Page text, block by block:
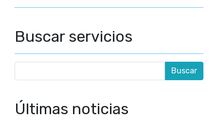
Buscar servicios
Últimas noticias